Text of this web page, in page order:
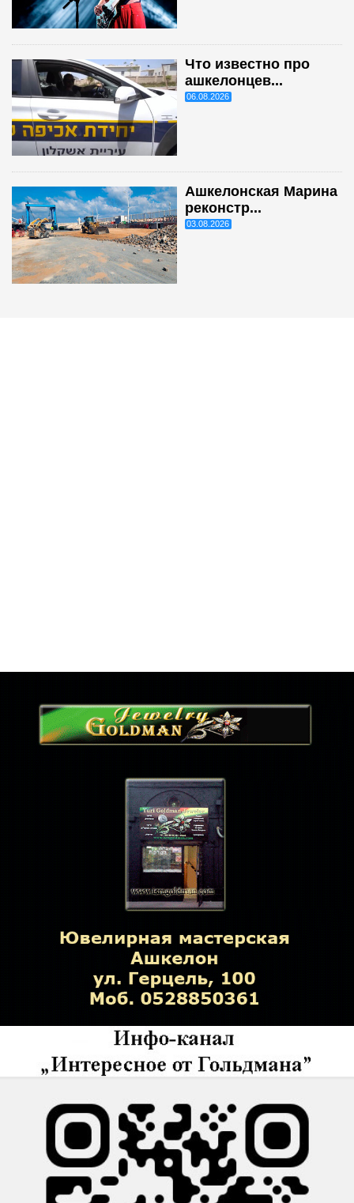
Что известно про
ашкелонцев...
06.08.2026
Ашкелонская Марина
реконстр...
03.08.2026